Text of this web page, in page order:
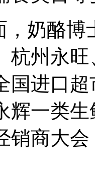
，奶酪博
杭州永
国进口
辉一类
销商大